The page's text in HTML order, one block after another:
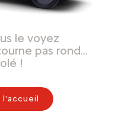
le voyez
pas rond…
!